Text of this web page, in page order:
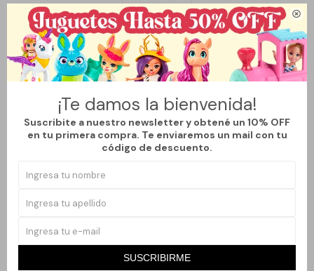

¡Te damos la bienvenida!
Suscribite a nuestro newsletter y obtené un 10% OFF
en tu primera compra. Te enviaremos un mail con tu
código de descuento.
SUSCRIBIRME
Variantes:
Métodos y costos de envío
CARACTERÍSTICAS
Feng Shui
Productos que te pueden interesar